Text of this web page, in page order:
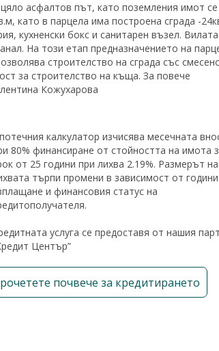
асфалтов път, като поземления имот се
като в парцела има построена сграда -
кухненски бокс и санитарен възел.
На този етап предназначението на
строителство на сграда със
за строителство на къща. За повече
Кожухарова
калкулатор изчисява месечната
80% финансиране от стойността на имота
от 25 години при лихва 2.19%. Размерът на
търпи промени в зависимост от
и финансовия статус на
услуга се предоставя от нашия
Център”
почвече за кредитирането